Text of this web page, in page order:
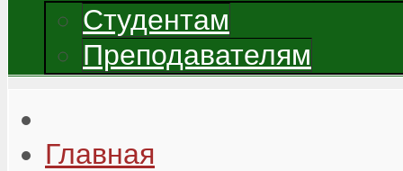
Студентам
Преподавателям
Главная